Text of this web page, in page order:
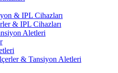
& IPL Cihazları
& IPL Cihazları
Aletleri
& Tansiyon Aletleri